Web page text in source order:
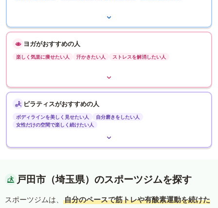
ヨガがおすすめの人
楽しく気楽に痩せたい人 汗かきたい人 ストレスを解消したい人
ピラティスがおすすめの人
ボディラインを美しく見せたい人
自分磨きをしたい人
女性だけの空間で楽しく続けたい人
戸田市（埼玉県）のスポーツジムを探す
スポーツジムは、
自分のペースで筋トレや有酸素運動を続けた